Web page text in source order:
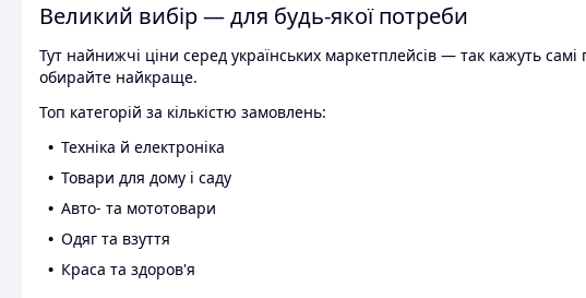
Великий вибір — для будь-якої потреби
Тут найнижчі ціни серед українських маркетплейсів — так кажуть
обирайте найкраще.
Топ категорій за кількістю замовлень:
Техніка й електроніка
Товари для дому і саду
Авто- та мототовари
Одяг та взуття
Краса та здоров'я